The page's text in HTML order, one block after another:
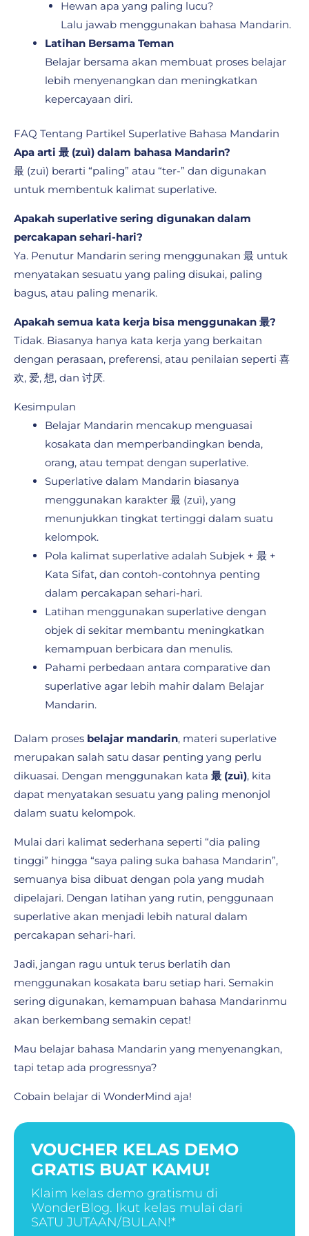
Hewan apa yang paling lucu?
Lalu jawab menggunakan bahasa Mandarin.
Latihan Bersama Teman
Belajar bersama akan membuat proses belajar
lebih menyenangkan dan meningkatkan
kepercayaan diri.
FAQ Tentang Partikel Superlative Bahasa Mandarin
Apa arti 最 (zuì) dalam bahasa Mandarin?
最 (zuì) berarti “paling” atau “ter-” dan digunakan
untuk membentuk kalimat superlative.
Apakah superlative sering digunakan dalam
percakapan sehari-hari?
Ya. Penutur Mandarin sering menggunakan 最 untuk
menyatakan sesuatu yang paling disukai, paling
bagus, atau paling menarik.
Apakah semua kata kerja bisa menggunakan 最?
Tidak. Biasanya hanya kata kerja yang berkaitan
dengan perasaan, preferensi, atau penilaian seperti 喜
欢, 爱, 想, dan 讨厌.
Kesimpulan
Belajar Mandarin mencakup menguasai
kosakata dan memperbandingkan benda,
orang, atau tempat dengan superlative.
Superlative dalam Mandarin biasanya
menggunakan karakter 最 (zuì), yang
menunjukkan tingkat tertinggi dalam suatu
kelompok.
Pola kalimat superlative adalah Subjek + 最 +
Kata Sifat, dan contoh-contohnya penting
dalam percakapan sehari-hari.
Latihan menggunakan superlative dengan
objek di sekitar membantu meningkatkan
kemampuan berbicara dan menulis.
Pahami perbedaan antara comparative dan
superlative agar lebih mahir dalam Belajar
Mandarin.
Dalam proses belajar mandarin, materi superlative
merupakan salah satu dasar penting yang perlu
dikuasai. Dengan menggunakan kata 最 (zuì), kita
dapat menyatakan sesuatu yang paling menonjol
dalam suatu kelompok.
Mulai dari kalimat sederhana seperti “dia paling
tinggi” hingga “saya paling suka bahasa Mandarin”,
semuanya bisa dibuat dengan pola yang mudah
dipelajari. Dengan latihan yang rutin, penggunaan
superlative akan menjadi lebih natural dalam
percakapan sehari-hari.
Jadi, jangan ragu untuk terus berlatih dan
menggunakan kosakata baru setiap hari. Semakin
sering digunakan, kemampuan bahasa Mandarinmu
akan berkembang semakin cepat!
Mau belajar bahasa Mandarin yang menyenangkan,
tapi tetap ada progressnya?
Cobain belajar di WonderMind aja!
VOUCHER KELAS DEMO
GRATIS BUAT KAMU!
Klaim kelas demo gratismu di
WonderBlog. Ikut kelas mulai dari
SATU JUTAAN/BULAN!*